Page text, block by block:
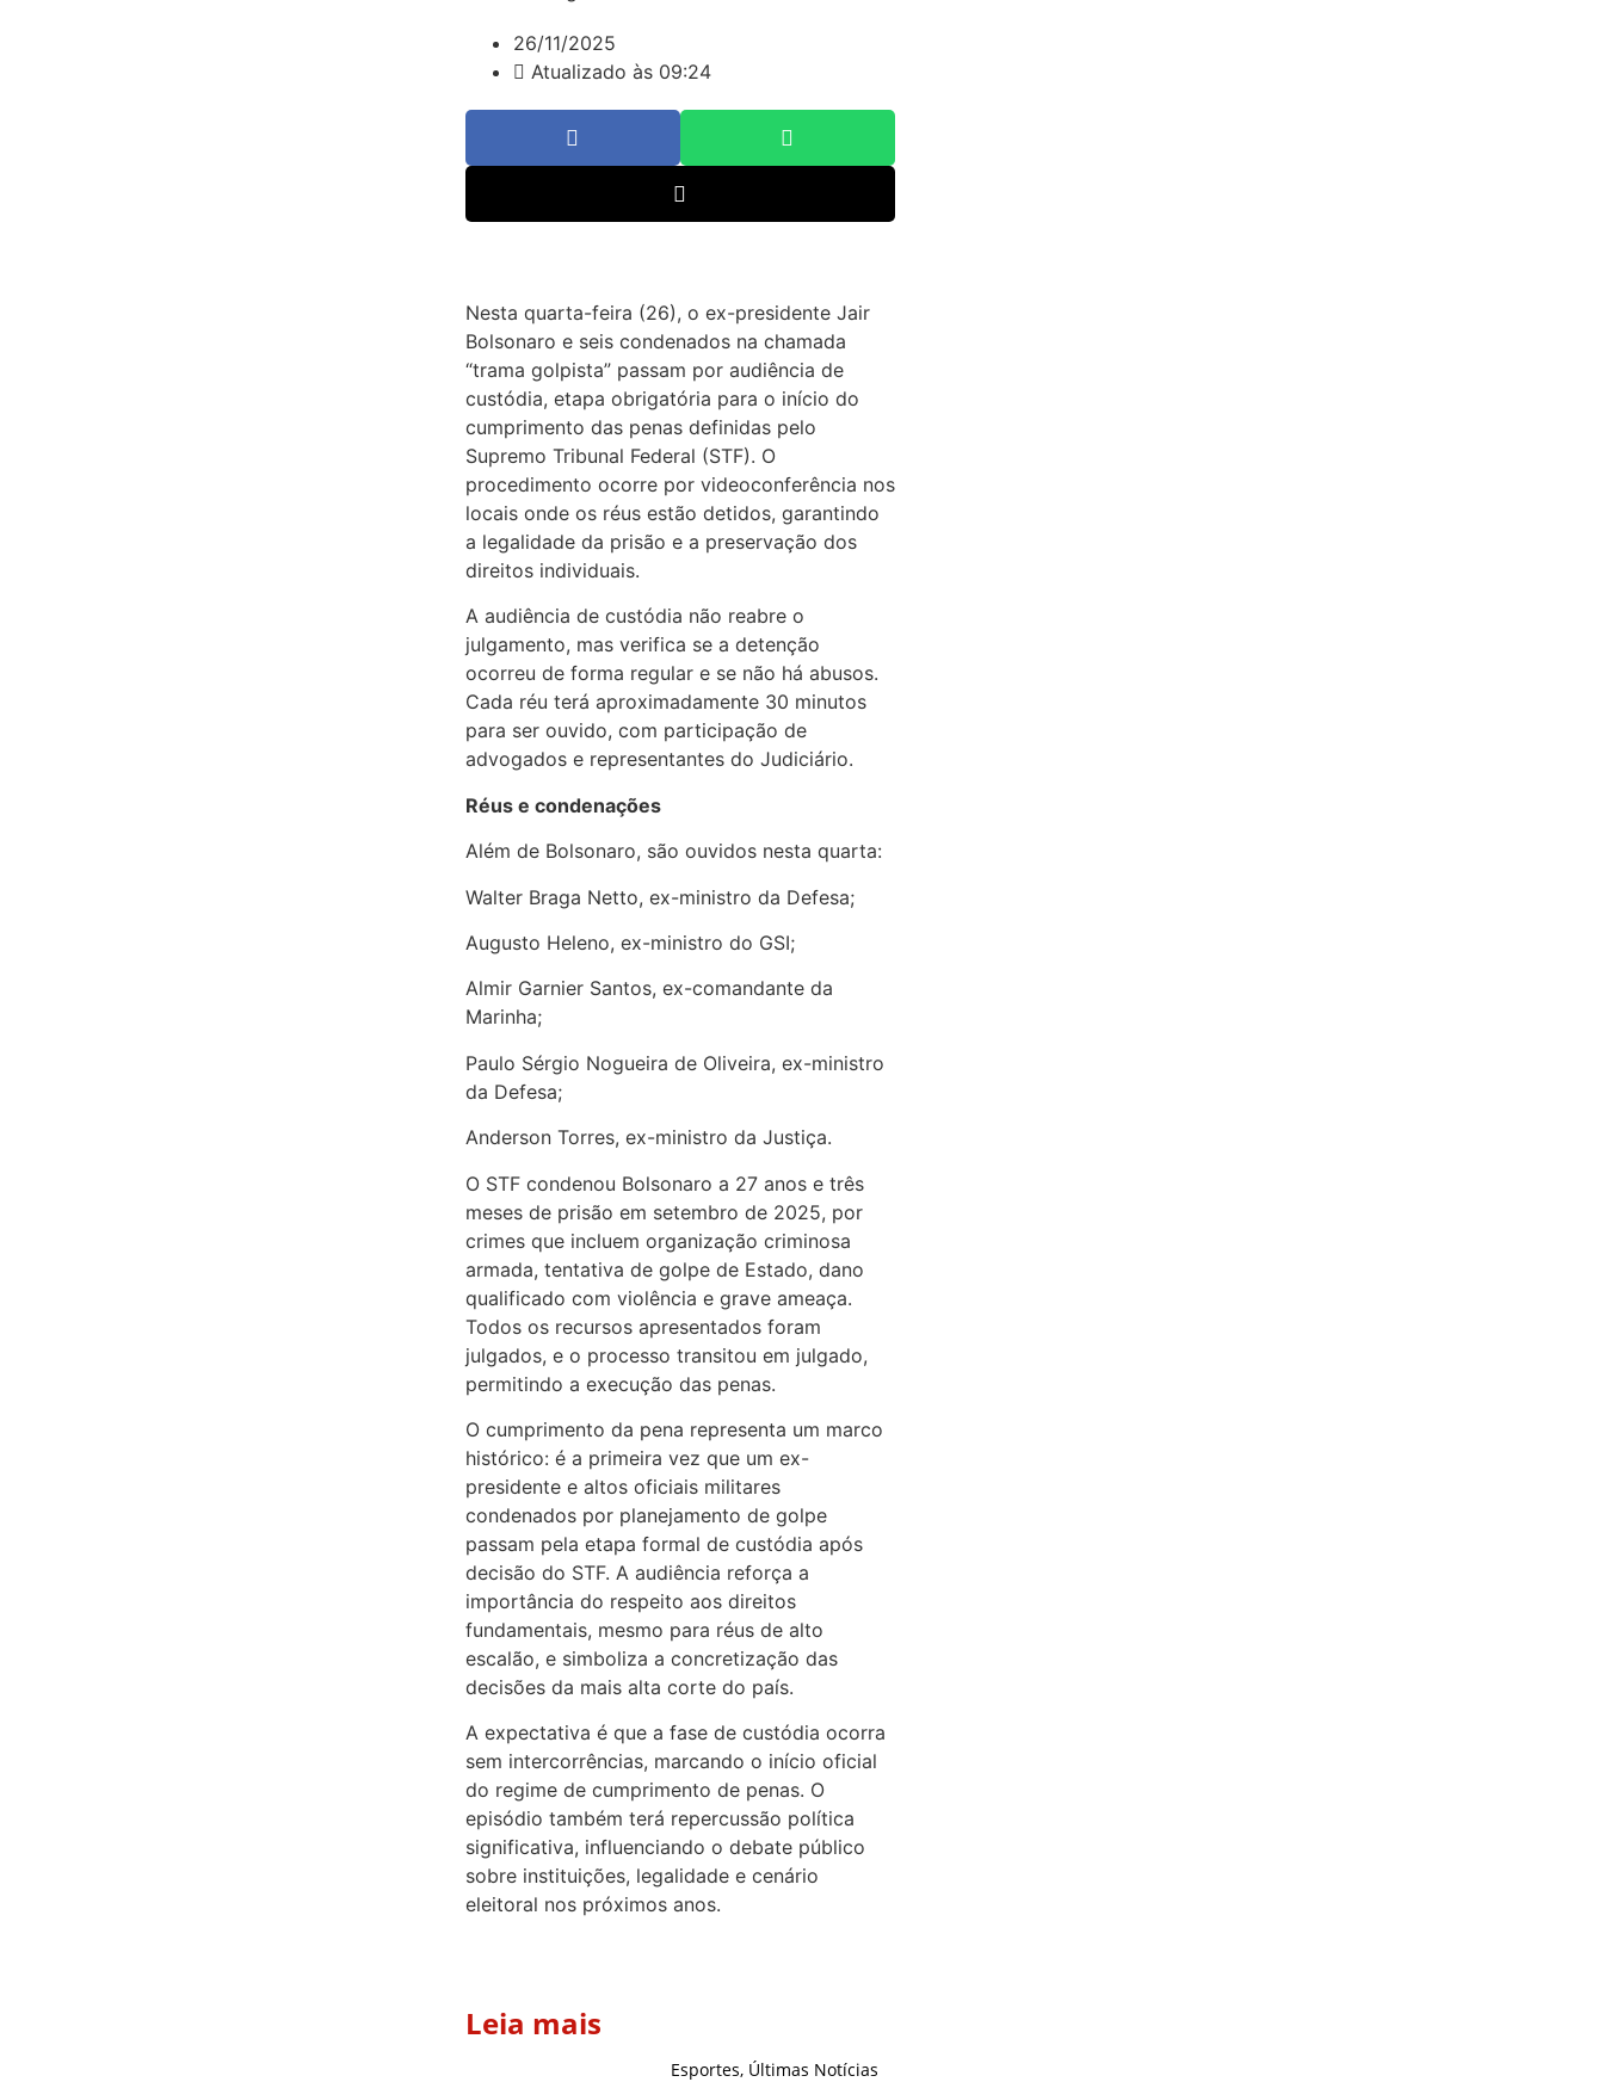
26/11/2025
Atualizado às 09:24
Nesta quarta-feira (26), o ex-presidente Jair
Bolsonaro e seis condenados na chamada
“trama golpista” passam por audiência de
custódia, etapa obrigatória para o início do
cumprimento das penas definidas pelo
Supremo Tribunal Federal (STF). O
procedimento ocorre por videoconferência nos
locais onde os réus estão detidos, garantindo
a legalidade da prisão e a preservação dos
direitos individuais.
A audiência de custódia não reabre o
julgamento, mas verifica se a detenção
ocorreu de forma regular e se não há abusos.
Cada réu terá aproximadamente 30 minutos
para ser ouvido, com participação de
advogados e representantes do Judiciário.
Réus e condenações
Além de Bolsonaro, são ouvidos nesta quarta:
Walter Braga Netto, ex-ministro da Defesa;
Augusto Heleno, ex-ministro do GSI;
Almir Garnier Santos, ex-comandante da
Marinha;
Paulo Sérgio Nogueira de Oliveira, ex-ministro
da Defesa;
Anderson Torres, ex-ministro da Justiça.
O STF condenou Bolsonaro a 27 anos e três
meses de prisão em setembro de 2025, por
crimes que incluem organização criminosa
armada, tentativa de golpe de Estado, dano
qualificado com violência e grave ameaça.
Todos os recursos apresentados foram
julgados, e o processo transitou em julgado,
permitindo a execução das penas.
O cumprimento da pena representa um marco
histórico: é a primeira vez que um ex-
presidente e altos oficiais militares
condenados por planejamento de golpe
passam pela etapa formal de custódia após
decisão do STF. A audiência reforça a
importância do respeito aos direitos
fundamentais, mesmo para réus de alto
escalão, e simboliza a concretização das
decisões da mais alta corte do país.
A expectativa é que a fase de custódia ocorra
sem intercorrências, marcando o início oficial
do regime de cumprimento de penas. O
episódio também terá repercussão política
significativa, influenciando o debate público
sobre instituições, legalidade e cenário
eleitoral nos próximos anos.
Leia mais
Esportes, Últimas Notícias